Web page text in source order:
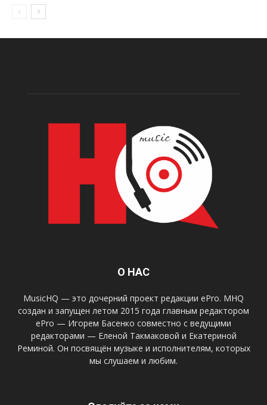
О НАС
MusicHQ — это дочерний проект редакции ePro. MHQ
создан и запущен летом 2015 года главным редактором
ePro — Игорем Басенко совместно с ведущими
редакторами — Еленой Такмаковой и Екатериной
Реминой. Он посвящён музыке и исполнителям, которых
мы слушаем и любим.